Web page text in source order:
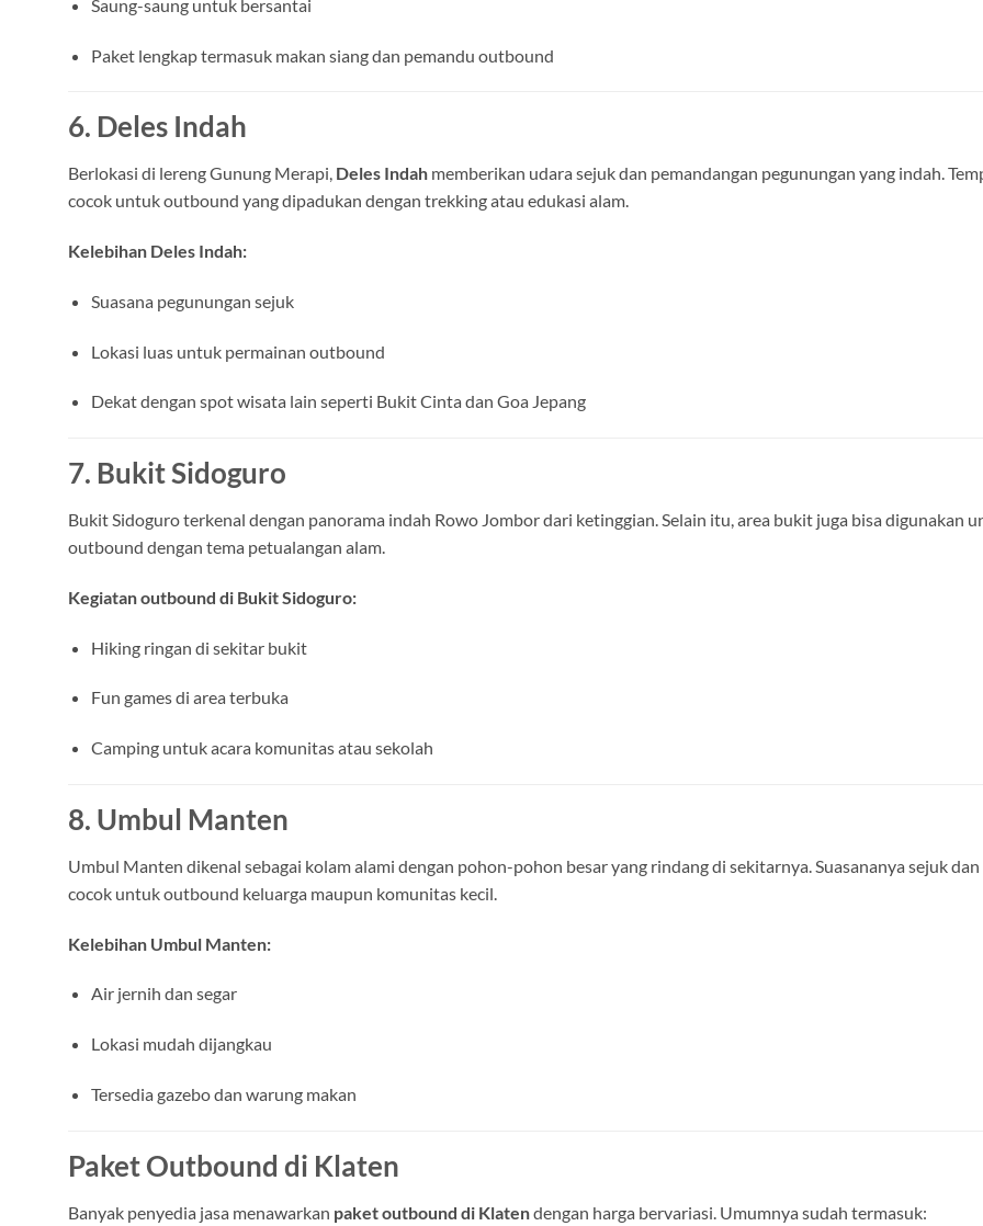
Saung-saung untuk bersantai
Paket lengkap termasuk makan siang dan pemandu outbound
6. Deles Indah
Berlokasi di lereng Gunung Merapi, Deles Indah memberikan udara sejuk dan pemandangan pegunungan yang indah.
cocok untuk outbound yang dipadukan dengan trekking atau edukasi alam.
Kelebihan Deles Indah:
Suasana pegunungan sejuk
Lokasi luas untuk permainan outbound
Dekat dengan spot wisata lain seperti Bukit Cinta dan Goa Jepang
7. Bukit Sidoguro
Bukit Sidoguro terkenal dengan panorama indah Rowo Jombor dari ketinggian. Selain itu, area bukit juga bisa digunakan
outbound dengan tema petualangan alam.
Kegiatan outbound di Bukit Sidoguro:
Hiking ringan di sekitar bukit
Fun games di area terbuka
Camping untuk acara komunitas atau sekolah
8. Umbul Manten
Umbul Manten dikenal sebagai kolam alami dengan pohon-pohon besar yang rindang di sekitarnya. Suasananya sejuk dan
cocok untuk outbound keluarga maupun komunitas kecil.
Kelebihan Umbul Manten:
Air jernih dan segar
Lokasi mudah dijangkau
Tersedia gazebo dan warung makan
Paket Outbound di Klaten
Banyak penyedia jasa menawarkan paket outbound di Klatendengan harga bervariasi. Umumnya sudah termasuk: